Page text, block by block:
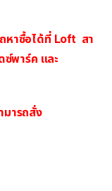
หาซื้อได้ที่ Loft สา
ซ์พาร์ค และ
มารถสั่ง